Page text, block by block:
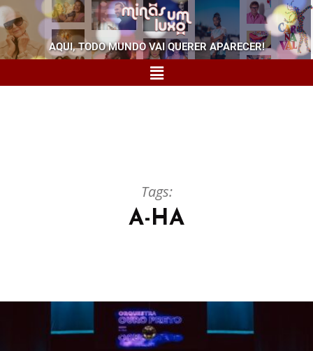
AQUI, TODO MUNDO VAI QUERER APARECER!
Tags:
A-HA